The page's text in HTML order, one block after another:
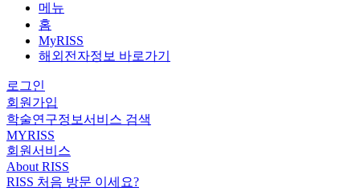
메뉴
홈
MyRISS
해외전자정보 바로가기
로그인
회원가입
학술연구정보서비스 검색
MYRISS
회원서비스
About RISS
RISS 처음 방문 이세요?